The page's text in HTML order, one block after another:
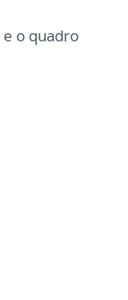
e o quadro